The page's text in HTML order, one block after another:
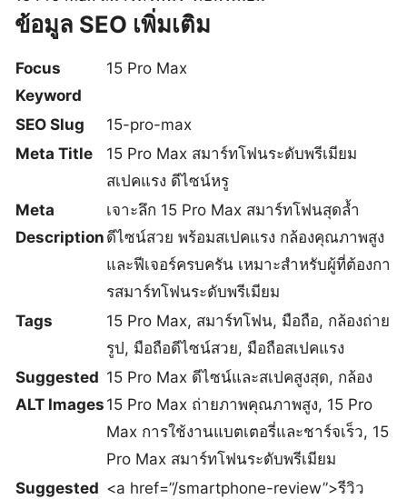
ข้อมูล SEO เพิ่มเติม
Focus
Keyword
15 Pro Max
SEO Slug
15-pro-max
Meta Title
15 Pro Max สมาร์ทโฟนระดับพรีเมียม
สเปคแรง ดีไซน์หรู
Meta
Description
เจาะลึก 15 Pro Max สมาร์ทโฟนสุดล้ำ
ดีไซน์สวย พร้อมสเปคแรง กล้องคุณภาพสูง
และฟีเจอร์ครบครัน เหมาะสำหรับผู้ที่ต้องกา
รสมาร์ทโฟนระดับพรีเมียม
Tags
15 Pro Max, สมาร์ทโฟน, มือถือ, กล้องถ่าย
รูป, มือถือดีไซน์สวย, มือถือสเปคแรง
Suggested
ALT Images
15 Pro Max ดีไซน์และสเปคสูงสุด, กล้อง
15 Pro Max ถ่ายภาพคุณภาพสูง, 15 Pro
Max การใช้งานแบตเตอรี่และชาร์จเร็ว, 15
Pro Max สมาร์ทโฟนระดับพรีเมียม
Suggested <a href=”/smartphone-review”>รีวิว